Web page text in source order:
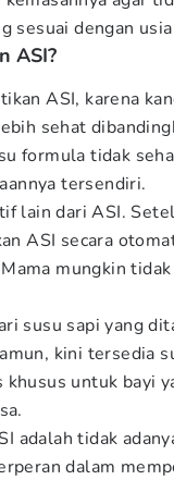
sesuai dengan
ASI?
ASI, karena
sehat
formula tidak
tersendiri.
lain dari ASI.
ASI secara
mungkin
susu sapi yang
kini tersedia
untuk bayi
adalah tidak
dalam